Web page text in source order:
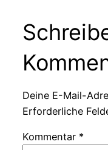
Deine E-Mail-
Erforderliche
Kommentar *